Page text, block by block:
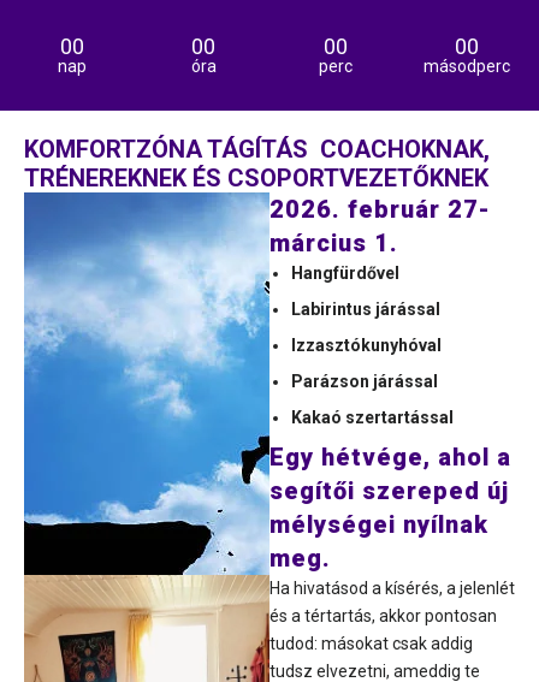
00
nap
00
óra
00
perc
00
másodperc
KOMFORTZÓNA TÁGÍTÁS COACHOKNAK,
TRÉNEREKNEK ÉS CSOPORTVEZETŐKNEK
2026. február 27-
március 1.
Hangfürdővel
Labirintus járással
Izzasztókunyhóval
Parázson járással
Kakaó szertartással
Egy hétvége, ahol a
segítői szereped új
mélységei nyílnak
meg.
Ha hivatásod a kísérés, a jelenlét
és a tértartás, akkor pontosan
tudod: másokat csak addig
tudsz elvezetni, ameddig te